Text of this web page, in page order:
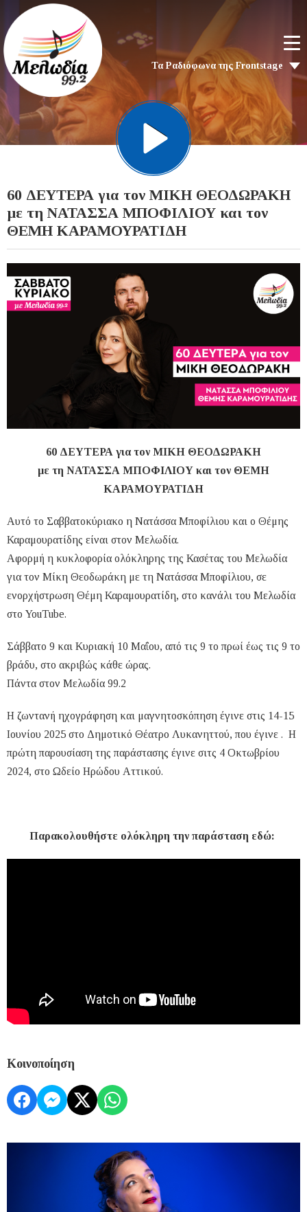
Τα Ραδιόφωνα της Frontstage
60 ΔΕΥΤΕΡΑ για τον ΜΙΚΗ ΘΕΟΔΩΡΑΚΗ
με τη ΝΑΤΑΣΣΑ ΜΠΟΦΙΛΙΟΥ και τον
ΘΕΜΗ ΚΑΡΑΜΟΥΡΑΤΙΔΗ
60 ΔΕΥΤΕΡΑ για τον ΜΙΚΗ ΘΕΟΔΩΡΑΚΗ
με τη ΝΑΤΑΣΣΑ ΜΠΟΦΙΛΙΟΥ και τον ΘΕΜΗ
ΚΑΡΑΜΟΥΡΑΤΙΔΗ
Αυτό το Σαββατοκύριακο η Νατάσσα Μποφίλιου και ο Θέμης
Καραμουρατίδης είναι στον Μελωδία.
Αφορμή η κυκλοφορία ολόκληρης της Κασέτας του Μελωδία
για τον Μίκη Θεοδωράκη με τη Νατάσσα Μποφίλιου, σε
ενορχήστρωση Θέμη Καραμουρατίδη, στο κανάλι του Μελωδία
στο YouTube.
Σάββατο 9 και Κυριακή 10 Μαΐου, από τις 9 το πρωί έως τις 9 το
βράδυ, στο ακριβώς κάθε ώρας.
Πάντα στον Μελωδία 99.2
H ζωντανή ηχογράφηση και μαγνητοσκόπηση έγινε στις 14-15
Ιουνίου 2025 στο Δημοτικό Θέατρο Λυκανηττού, που έγινε . Η
πρώτη παρουσίαση της παράστασης έγινε σιτς 4 Οκτωβρίου
2024, στο Ωδείο Ηρώδου Αττικού.
Παρακολουθήστε ολόκληρη την παράσταση εδώ:
Κοινοποίηση